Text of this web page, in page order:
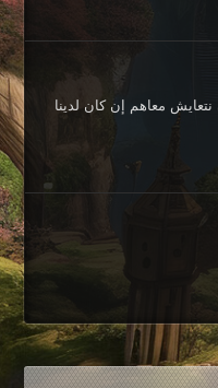
معاهم إن كان لدينا